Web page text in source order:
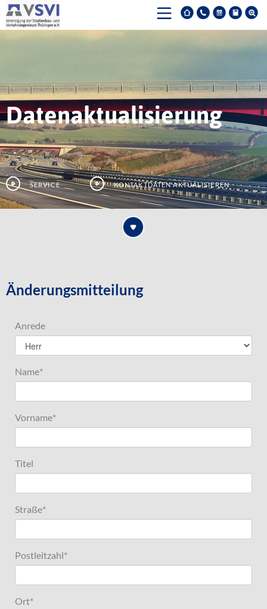
Datenaktualisierung
Service Kontaktdaten aktualisieren
Änderungsmitteilung
Anrede
Name*
Vorname*
Titel
Straße*
Postleitzahl*
Ort*